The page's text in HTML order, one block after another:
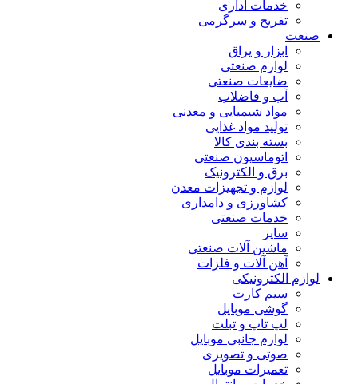
خدمات اداری
تفریح و سرگرمی
صنعت
ابزار و یراق
لوازم صنعتی
ضایعات صنعتی
آب و فاضلاب
مواد شیمیایی و معدنی
تولید مواد غذایی
بسته بندی کالا
اتوماسیون صنعتی
برق و الکترونیک
لوازم و تجهیزات معدن
کشاورزی و دامداری
خدمات صنعتی
سایر
ماشین آلات صنعتی
آهن آلات و فلزات
لوازم الکترونیکی
سیم کارت
گوشی موبایل
لپ تاپ و تبلت
لوازم جانبی موبایل
صوتی و تصویری
تعمیرات موبایل